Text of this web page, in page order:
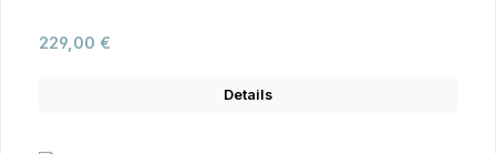
Regulärer Preis:
229,00 €
Details